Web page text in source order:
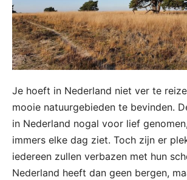
Je hoeft in Nederland niet ver te
mooie natuurgebieden te bevinden.
in Nederland nogal voor lief
immers elke dag ziet. Toch zijn er
iedereen zullen verbazen met hun
Nederland heeft dan geen bergen,